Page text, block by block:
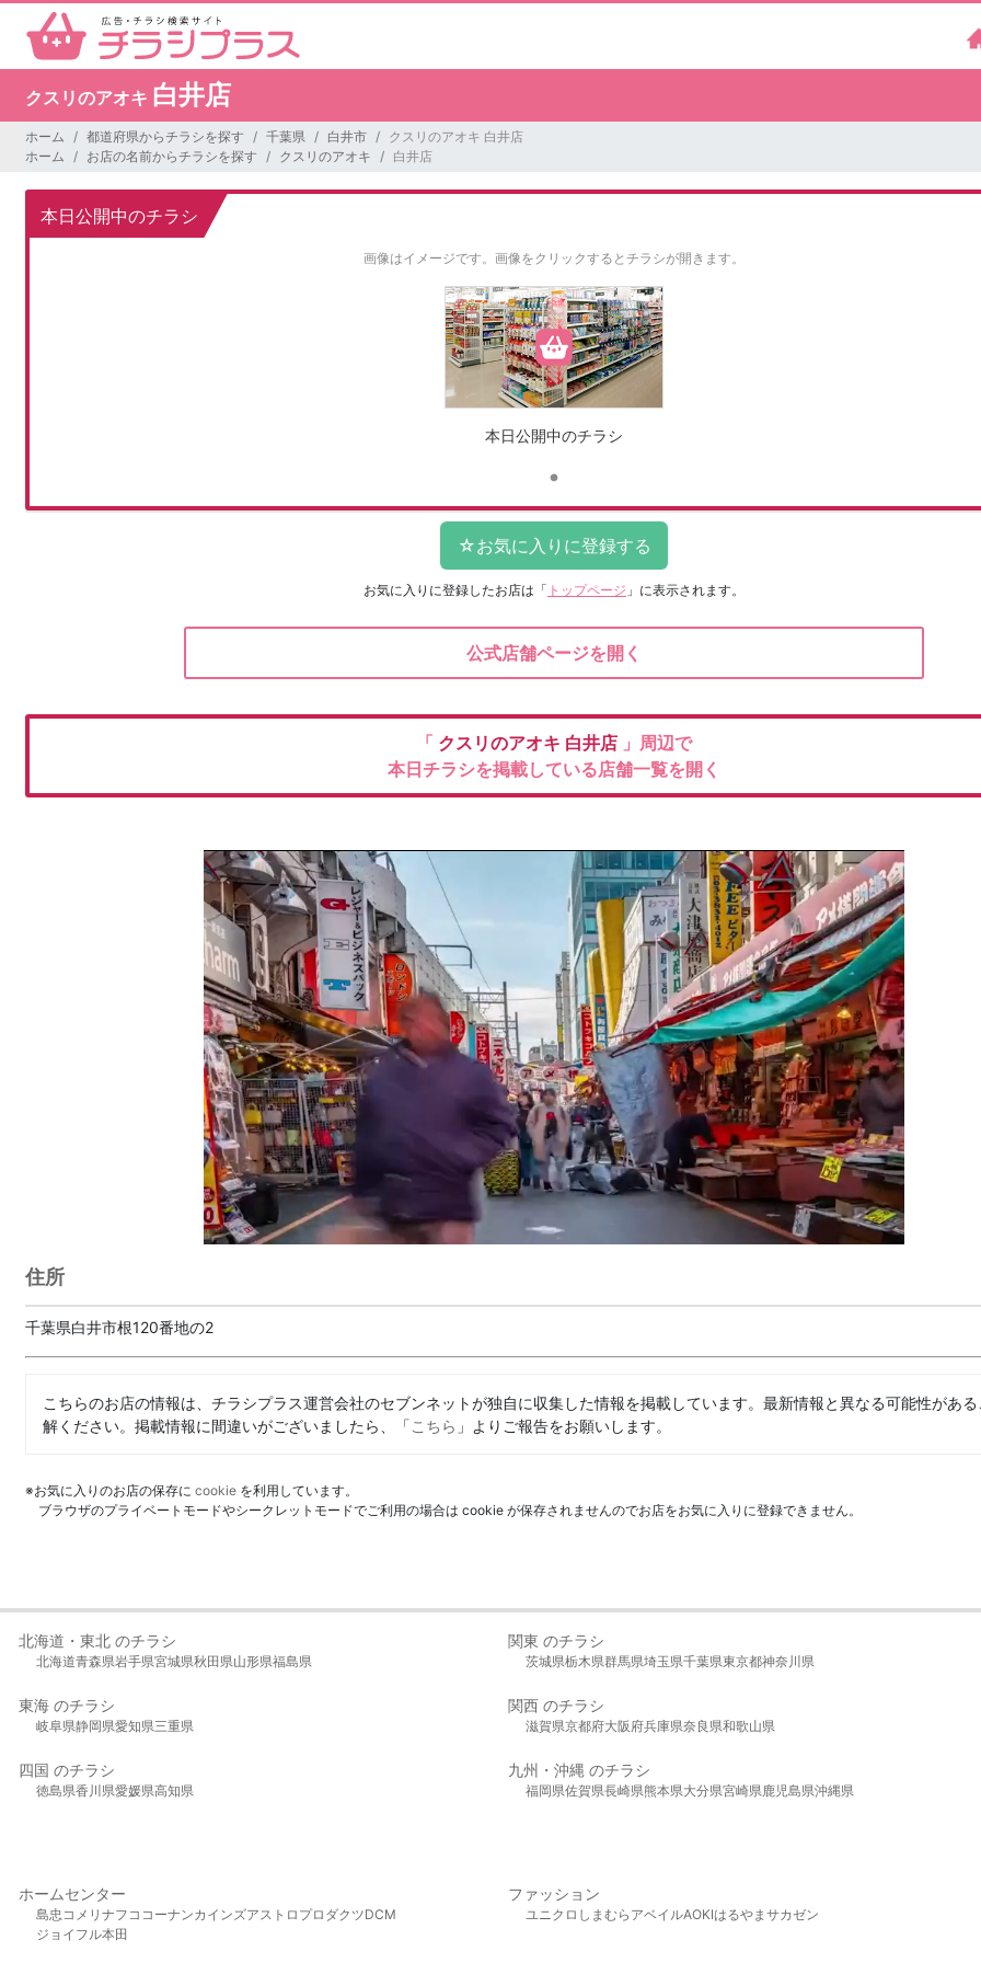
クスリのアオキ 白井店
ホーム 都道府県からチラシを探す 千葉県 白井市
クスリのアオキ 白井店
ホーム
お店の名前からチラシを探す クスリのアオキ 白井店
本日公開中のチラシ
画像はイメージです。 画像をクリックするとチラシが開きます。
本日公開中のチラシ
お気に入りに登録したお店は 「 トップページ 」に表示されます。
公式店舗ページを開く
「 クスリのアオキ 白井店 」周辺で
本日チラシを掲載している店舗一覧を開く
住所
千葉県白井市根120番地の2
こちらのお店の情報は、チラシプラス運営会社のセブンネットが独自に収集した情報を掲載しています。最新情報と異なる可能性があ
解ください。掲載情報に間違いがございましたら、「こちら 」よりご報告をお願いします。
※お気に入りのお店の保存に cookie を利用しています。
ブラウザのプライベートモードやシークレットモードでご利用の場合は cookie が保存されませんのでお店をお気に入りに登録できません。
北海道・東北 のチラシ
北海道青森県岩手県宮城県秋田県山形県福島県
関東 のチラシ
茨城県栃木県群馬県埼玉県千葉県東京都神奈川県
東海 のチラシ
岐阜県静岡県愛知県三重県
関西 のチラシ
滋賀県京都府大阪府兵庫県奈良県和歌山県
四国 のチラシ
徳島県香川県愛媛県高知県
九州・沖縄 のチラシ
福岡県佐賀県長崎県熊本県大分県宮崎県鹿児島県沖縄県
ホームセンター
島忠 コメリ ナフコ コーナンカインズアストロプロダクツDCM
ジョイフル本田
ファッション
ユニクロ しまむら アベイルAOKIはるやま サカゼン